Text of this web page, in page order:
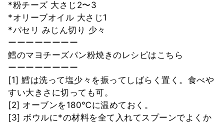
*粉チーズ 大さじ2〜3
*オリーブオイル 大さじ1
*パセリ みじん切り 少々
ーーーーーーーー
鱈のマヨチーズパン粉焼きのレシピはこちら
ーーーーーーーー
[1] 鱈は洗って塩少々を振ってしばらく置く。食べや
すい大きさに切っても可。
[2] オーブンを180℃に温めておく。
[3] ボウルに*の材料を全て入れてスプーンでよくか